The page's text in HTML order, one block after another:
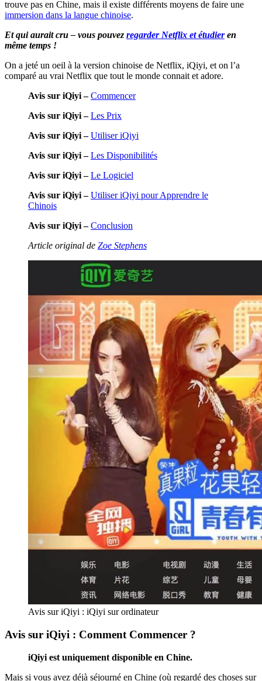
trouve pas en Chine, mais il existe différents moyens de faire une
immersion dans la langue chinoise.
Et qui aurait cru – vous pouvez regarder Netflix et étudieren
même temps !
On a jeté un oeil à la version chinoise de Netflix, iQiyi, et on l’a
comparé au vrai Netflix que tout le monde connait et adore.
Avis sur iQiyi – Commencer
Avis sur iQiyi – Les Prix
Avis sur iQiyi – Utiliser iQiyi
Avis sur iQiyi –Les Disponibilités
Avis sur iQiyi – Le Logiciel
Avis sur iQiyi – Utiliser iQiyi pour Apprendre le
Chinois
Avis sur iQiyi – Conclusion
Article original de Zoe Stephens
Avis sur iQiyi : iQiyi sur ordinateur
Avis sur iQiyi : Comment Commencer ?
iQiyi est uniquement disponible en Chine.
Mais si vous avez déjà séjourné en Chine (où regardé des choses sur